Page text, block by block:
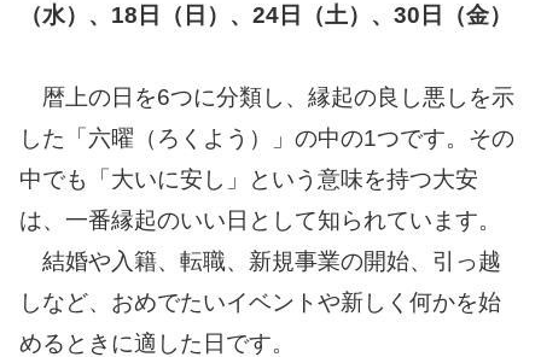
（水）、18日（日）、24日（土）、30日（金）
暦上の日を6つに分類し、縁起の良し悪しを示
した「六曜（ろくよう）」の中の1つです。その
中でも「大いに安し」という意味を持つ大安
は、一番縁起のいい日として知られています。
結婚や入籍、転職、新規事業の開始、引っ越
しなど、おめでたいイベントや新しく何かを始
めるときに適した日です。